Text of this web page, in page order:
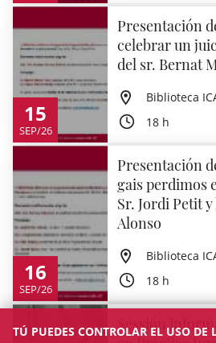
15
SEP/26
Presentación
celebrar un
del sr. Bernat
Biblioteca
18 h
16
SEP/26
Presentación
gais perdimos
Sr. Jordi Petit
Alonso
Biblioteca
18 h
Sessión
TÚ PUEDES CONTROLAR EL USO DE